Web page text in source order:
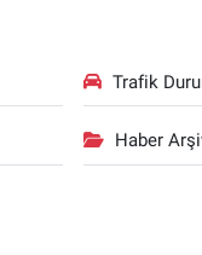
Trafik
Haber